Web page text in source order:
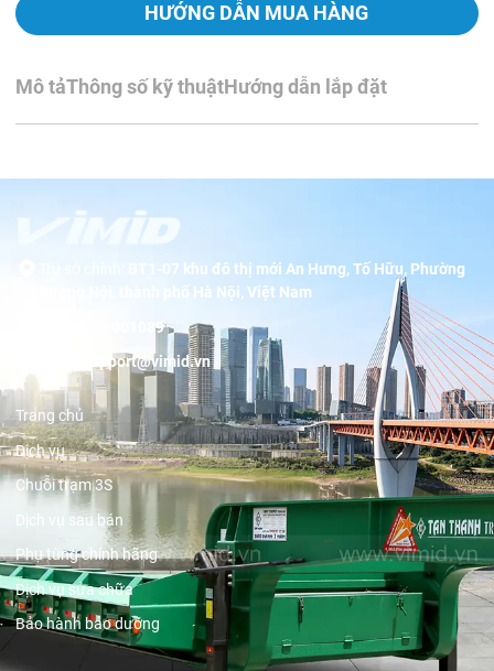
HƯỚNG DẪN MUA HÀNG
Mô tảThông số kỹ thuậtHướng dẫn lắp đặt
BT1-07 khu đô thị mới An Hưng, Tố Hữu, Phường
Dương Nội, thành phố Hà Nội, Việt Nam
19001089
support@vimid.vn
Trang chủ
Dịch vụ
Chuỗi trạm 3S
Dịch vụ sau bán
Phụ tùng chính hãng
Dịch vụ sửa chữa
Bảo hành bảo dưỡng